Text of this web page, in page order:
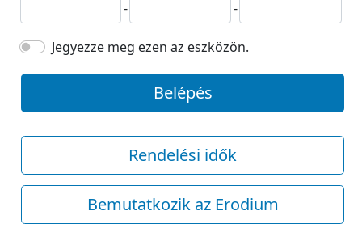
-
-
Jegyezze meg ezen az eszközön.
Belépés
Rendelési idők
Bemutatkozik az Erodium